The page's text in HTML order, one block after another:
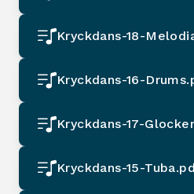
Kryckdans-18-
Kryckdans-16-
Kryckdans-17-
Kryckdans-15-